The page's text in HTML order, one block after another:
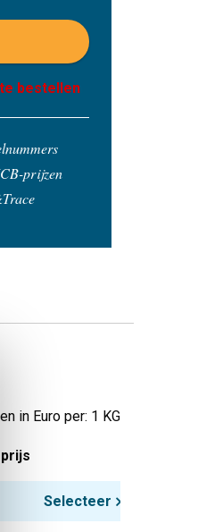
bestellen
prijzen
in Euro per: 1 KG
prijs
Selecteer